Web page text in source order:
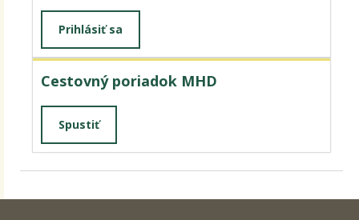
Prihlásiť sa
Cestovný poriadok MHD
Spustiť